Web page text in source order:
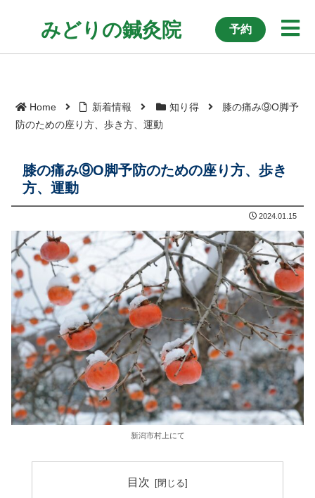
Home 新着情報 知り得
膝の痛み⑨O脚予
防のための座り方、歩き方、運動
膝の痛み⑨O脚予防のための座り方、歩き
方、運動
2024.01.15
新潟市村上にて
目次
つくば市 腰痛・痛み マッサージ・はり・運動療法
みどりの鍼灸院 予約